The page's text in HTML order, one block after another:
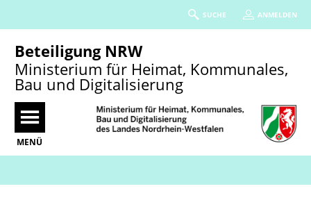
SUCHE ANMELDEN
Beteiligung NRW
Ministerium für Heimat, Kommunales,
Bau und Digitalisierung
MENÜ